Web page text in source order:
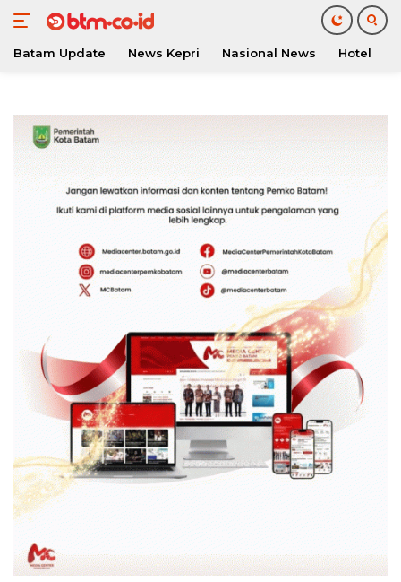
konten
Batam Update News Kepri Nasional News Hotel